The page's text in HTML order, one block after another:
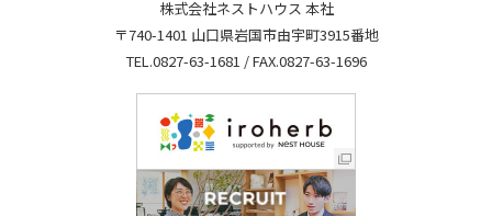
株式会社ネストハウス 本社
〒740-1401 山口県岩国市由宇町3915番地
TEL.0827-63-1681 / FAX.0827-63-1696